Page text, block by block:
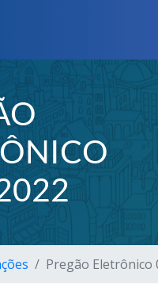
Pregão Eletrônico